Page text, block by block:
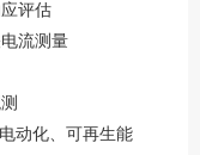
评估
流测量
动化、可再生能